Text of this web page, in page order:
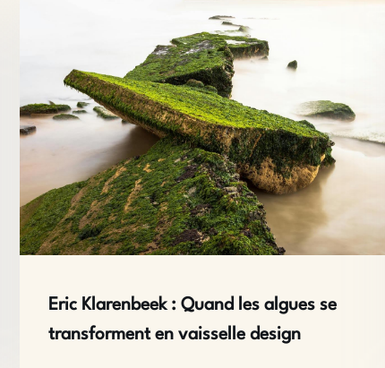
Eric Klarenbeek : Quand les algues se
transforment en vaisselle design